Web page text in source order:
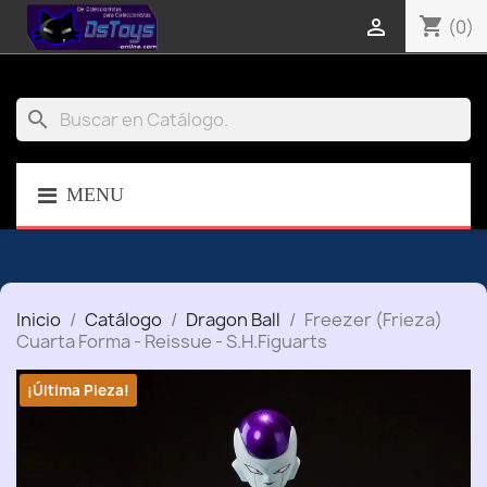
shopping_cart (0)

search
MENU
Inicio Catálogo Dragon Ball
Freezer (Frieza)
Cuarta Forma - Reissue - S.H.Figuarts
¡Última Pieza!